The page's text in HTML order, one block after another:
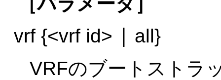
vrf {<vrf id>
all}
VRFのブートストラ